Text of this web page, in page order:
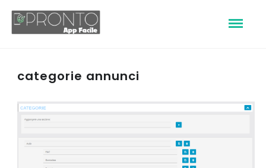
categorie annunci